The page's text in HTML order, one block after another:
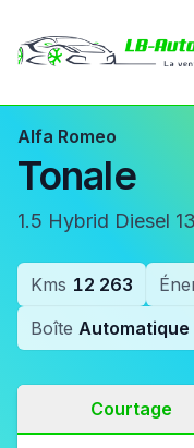
Alfa Romeo
Tonale
1.5 Hybrid Diesel
Kms 12 263
Boîte Automatique
Courtage